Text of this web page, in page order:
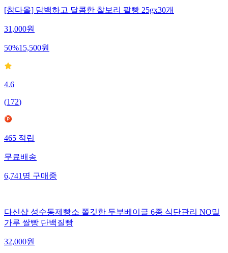
[참다올] 담백하고 달콤한 찰보리 팥빵 25gx30개
31,000원
50%15,500원
4.6
(172)
465적립
무료배송
6,741명구매중
다신샵 성수동제빵소 쫄깃한 두부베이글 6종 식단관리 NO밀
가루 쌀빵 단백질빵
32,000원